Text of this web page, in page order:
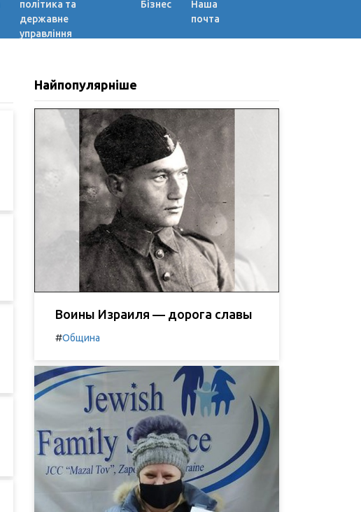
політика та
державне
управління
Бізнес
Наша
почта
Найпопулярніше
Воины Израиля — дорога славы
#Община